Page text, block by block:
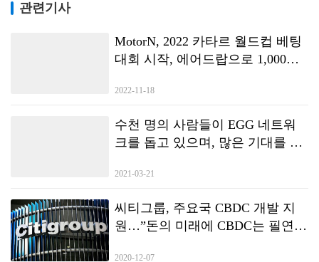
관련기사
MotorN, 2022 카타르 월드컵 베팅
대회 시작, 에어드랍으로 1,000
2022-11-18
수천 명의 사람들이 EGG 네트워
크를 돕고 있으며, 많은 기대를 모
Consensus Forum이 하이커 우에서
2021-03-21
씨티그룹, 주요국 CBDC 개발 지
원…”돈의 미래에 CBDC는 필연적
2020-12-07